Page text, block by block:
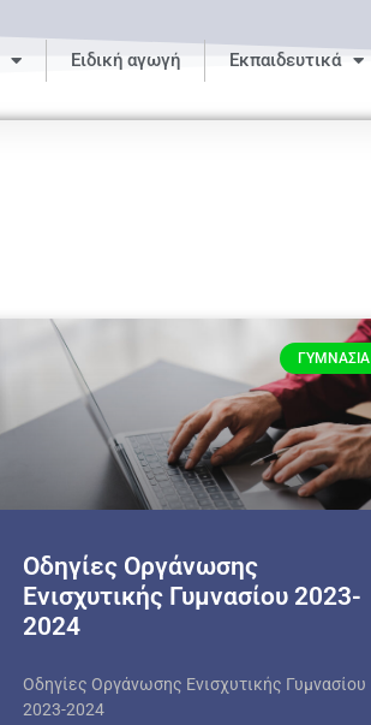
Ειδική αγωγή Εκπαιδευτικά
ΓΥΜΝΆΣΙΑ
Οδηγίες Οργάνωσης
Ενισχυτικής Γυμνασίου 2023-
2024
Οδηγίες Οργάνωσης Ενισχυτικής Γυμνασίου
2023-2024